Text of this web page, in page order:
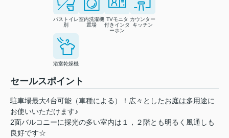
バストイレ
別
室内洗濯機
置場
TVモニタ
付きインタ
ーホン
カウンター
キッチン
浴室乾燥機
セールスポイント
駐車場最大4台可能（車種による）！広々としたお庭は多用途に
お使いいただけます♪
2面バルコニーに採光の多い室内は１，２階とも明るく風通しも
良好です☆